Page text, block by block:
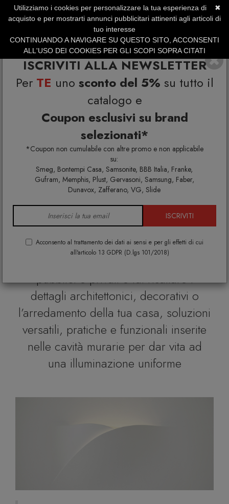
ISCRIVITI ALLA NEWSLETTER
Per TE uno sconto del 5% su tutto il
catalogo e
Coupon esclusivi su brand
selezionati*
*Coupon non cumulabile con altre promo e non applicabile
su:
Smeg, Bontempi Casa, Samsonite, BBB Italia, Franke,
Gufram, Memphis, Plust, Gervasoni, Samsung, Faber,
Dunavox, Zafferano, VG, Slide
ISCRIVITI
Acconsento al trattamento dei dati ai sensi e per gli effetti di cui
all'articolo 13 GDPR (D.lgs 101/2018)
SERVIZIO CLIENTI +39.0773.470.562
SUMMER SALES | Fino al 40% di Sconto
Illuminazione Lampade da incasso
LAMPADE DA
INCASSO
Le Migliori Lampade da Incasso di
Design Indoor e Outdoor per interni
pubblici e privati e fai risaltare i
dettagli architettonici, decorativi o
l’arredamento della tua casa, soluzioni
versatili, pratiche e funzionali inserite
nelle cavità murarie per dar vita ad
una illuminazione uniforme
✖
Utilizziamo i cookies per personalizzare la tua esperienza di
acquisto e per mostrarti annunci pubblicitari attinenti agli articoli di
tuo interesse
CONTINUANDO A NAVIGARE SU QUESTO SITO, ACCONSENTI
ALL'USO DEI COOKIES PER GLI SCOPI SOPRA CITATI